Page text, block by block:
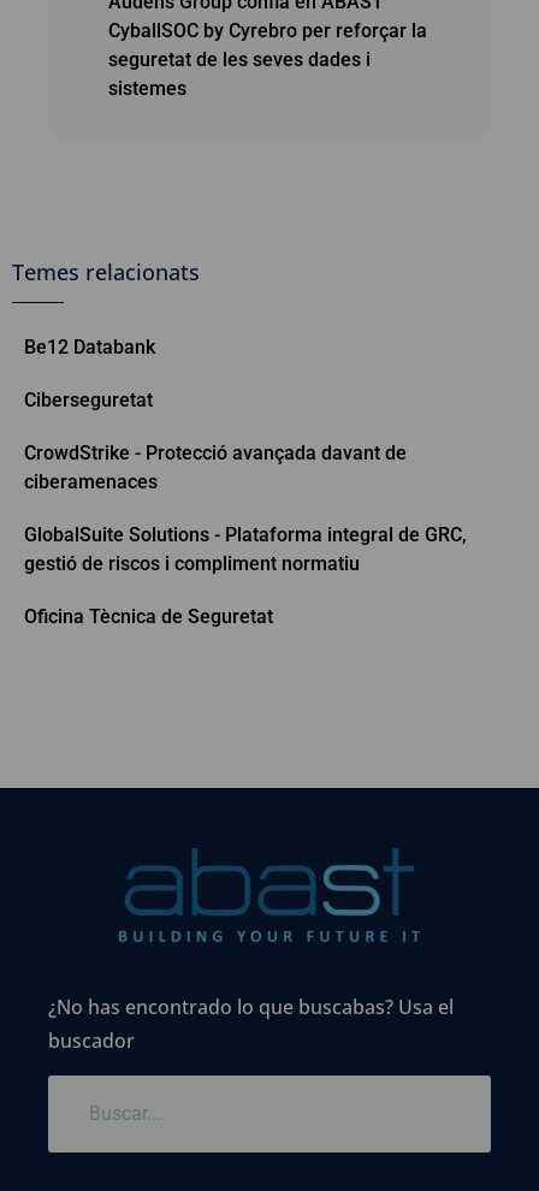
CyballSOC by Cyrebro per reforçar la
seguretat de les seves dades i
sistemes
Temes relacionats
Be12 Databank
Ciberseguretat
CrowdStrike - Protecció avançada davant de
ciberamenaces
GlobalSuite Solutions - Plataforma integral de GRC,
gestió de riscos i compliment normatiu
Oficina Tècnica de Seguretat
¿No has encontrado lo que buscabas? Usa el
buscador